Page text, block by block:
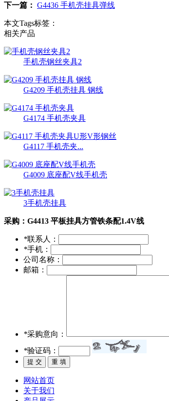
下一篇： G4436 手机壳挂具弹线
本文Tags标签：
相关产品
手机壳钢丝夹具2
G4209 手机壳挂具 钢线
G4174 手机壳夹具
G4117 手机壳夹...
G4009 底座配V线手机壳
3手机壳挂具
采购： G4413 平板挂具方管铁条配1.4V线
*联系人：
*手机：
公司名称：
邮箱：
*采购意向：
*验证码：
网站首页
关于我们